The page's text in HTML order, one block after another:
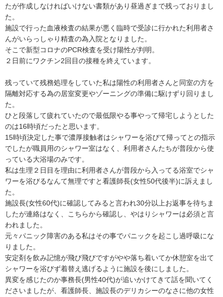
たが作成しなければいけない書類があり昼過ぎまで残っておりまし
た。
施設で行った血液検査の結果が悪く臨時で受診に行かれた利用者さ
んがいらっしゃり精査の為入院となりました。
そこで新型コロナのPCR検査を受け陽性が判明。
２日前にワクチン2回目の接種を終えています。
残っていて残務処理をしていた私は陽性の利用者さんと同室の方を
隔離対応する為の居室変更やゾーニングの準備に駆けずり回りまし
た。
ひと段落して疲れていたので最低限やる事やって帰宅しようとした
のは16時頃だったと思います。
15時頃決定した事で濃厚接触者はシャワーを浴びて帰ってとの指示
でしたが職員用のシャワー室はなく、利用者さんたちが普段から使
っている大浴場のみです。
私は生理２日目を理由に利用者さんが普段から入ってる浴室でシャ
ワーを浴びるなんて無理ですと看護師長(女性50代後半)に訴えまし
た。
施設長(女性60代)に確認してみると言われ30分以上お返事を待ちま
したが連絡はなく、こちらから確認し、やはりシャワーは必須と言
われました。
元々パニック障害のある私はその事でパニックを起こし過呼吸にな
りました。
安定剤を飲み記憶が飛び飛びですがやや落ち着いてか休憩室を出て
シャワーを浴びず着替え逃げるように施設を後にしました。
異変を感じたのか事務長(男性40代)が追いかけてきて話を聞いてく
ださいましたが、看護師長、施設長のデリカシーのなさに他の女性